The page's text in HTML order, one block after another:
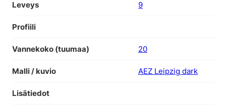
Leveys 9
Profiili
Vannekoko (tuumaa) 20
Malli / kuvio AEZ Leipzig dark
Lisätiedot